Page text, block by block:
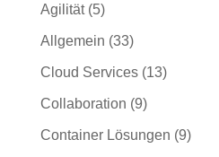
Agilität(5)
Allgemein (33)
Cloud Services(13)
Collaboration (9)
Container Lösungen (9)